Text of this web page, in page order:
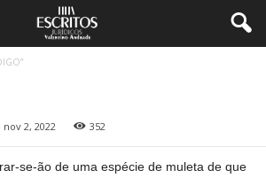
nov 2, 2022 352
se-ão de uma espécie de muleta de que